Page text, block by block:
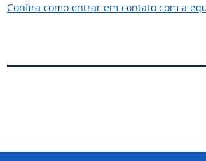
Confira como entrar em contato com a